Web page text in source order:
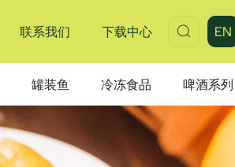
联系我们 下载中心 EN
罐装鱼 冷冻食品 啤酒系列